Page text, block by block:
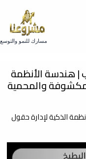
مسارك للنمو والتوسع
| هندسة الأنظمة
والمحمية
الذكية لإدارة حقول